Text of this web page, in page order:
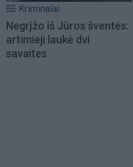
Kriminalai
Negrįžo iš Jūros šventės:
artimieji laukė dvi
savaites